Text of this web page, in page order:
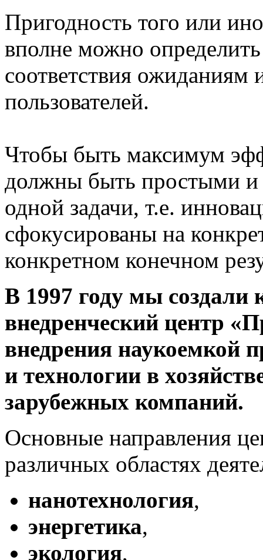
Пригодность того или
вполне можно
соответствия
пользователей.
Чтобы быть максимум
должны быть простыми
одной задачи, т.е.
сфокусированы на
конкретном конечном
В 1997 году мы создали
внедренческий центр
внедрения наукоемкой
и технологии в
зарубежных компаний.
Основные направления
различных областях
нанотехнология,
энергетика,
экология,